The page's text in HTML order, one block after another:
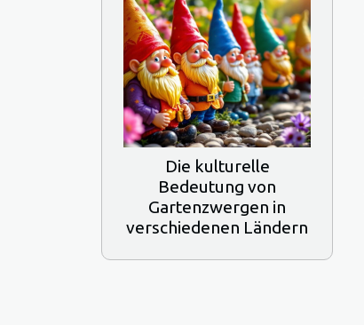
Die kulturelle
Bedeutung von
Gartenzwergen in
verschiedenen Ländern